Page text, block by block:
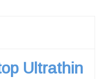
Ultrathin